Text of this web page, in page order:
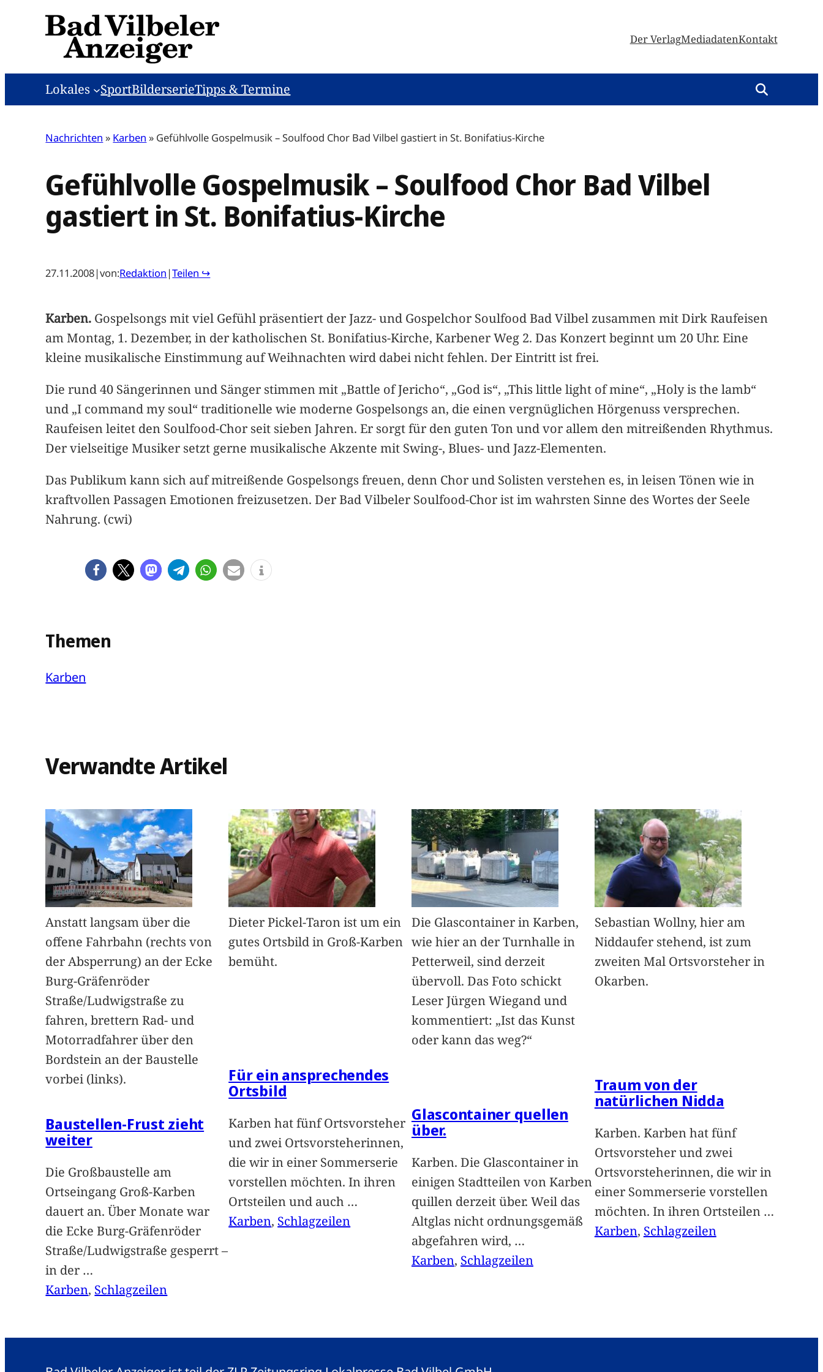
Der VerlagMediadatenKontakt
Lokales SportBilderserieTipps & Termine
Nachrichten » Karben » Gefühlvolle Gospelmusik – Soulfood Chor Bad Vilbel gastiert in St. Bonifatius-Kirche
Gefühlvolle Gospelmusik – Soulfood Chor Bad Vilbel
gastiert in St. Bonifatius-Kirche
27.11.2008|von:Redaktion |Teilen ↪
Karben. Gospelsongs mit viel Gefühl präsentiert der Jazz- und Gospelchor Soulfood Bad Vilbel zusammen mit Dirk Raufeisen
am Montag, 1. Dezember, in der katholischen St. Bonifatius-Kirche, Karbener Weg 2. Das Konzert beginnt um 20 Uhr. Eine
kleine musikalische Einstimmung auf Weihnachten wird dabei nicht fehlen. Der Eintritt ist frei.
Die rund 40 Sängerinnen und Sänger stimmen mit „Battle of Jericho“, „God is“, „This little light of mine“, „Holy is the lamb“
und „I command my soul“ traditionelle wie moderne Gospelsongs an, die einen vergnüglichen Hörgenuss versprechen.
Raufeisen leitet den Soulfood-Chor seit sieben Jahren. Er sorgt für den guten Ton und vor allem den mitreißenden Rhythmus.
Der vielseitige Musiker setzt gerne musikalische Akzente mit Swing-, Blues- und Jazz-Elementen.
Das Publikum kann sich auf mitreißende Gospelsongs freuen, denn Chor und Solisten verstehen es, in leisen Tönen wie in
kraftvollen Passagen Emotionen freizusetzen. Der Bad Vilbeler Soulfood-Chor ist im wahrsten Sinne des Wortes der Seele
Nahrung. (cwi)
Themen
Karben
Verwandte Artikel
Anstatt langsam über die
offene Fahrbahn (rechts von
der Absperrung) an der Ecke
Burg-Gräfenröder
Straße/Ludwigstraße zu
fahren, brettern Rad- und
Motorradfahrer über den
Bordstein an der Baustelle
vorbei (links).
Baustellen-Frust zieht
weiter
Die Großbaustelle am
Ortseingang Groß-Karben
dauert an. Über Monate war
die Ecke Burg-Gräfenröder
Straße/Ludwigstraße gesperrt –
in der …
Karben, Schlagzeilen
Dieter Pickel-Taron ist um ein
gutes Ortsbild in Groß-Karben
bemüht.
Für ein ansprechendes
Ortsbild
Karben hat fünf Ortsvorsteher
und zwei Ortsvorsteherinnen,
die wir in einer Sommerserie
vorstellen möchten. In ihren
Ortsteilen und auch …
Karben, Schlagzeilen
Die Glascontainer in Karben,
wie hier an der Turnhalle in
Petterweil, sind derzeit
übervoll. Das Foto schickt
Leser Jürgen Wiegand und
kommentiert: „Ist das Kunst
oder kann das weg?“
Glascontainer quellen
über.
Karben. Die Glascontainer in
einigen Stadtteilen von Karben
quillen derzeit über. Weil das
Altglas nicht ordnungsgemäß
abgefahren wird, …
Karben, Schlagzeilen
Sebastian Wollny, hier am
Niddaufer stehend, ist zum
zweiten Mal Ortsvorsteher in
Okarben.
Traum von der
natürlichen Nidda
Karben. Karben hat fünf
Ortsvorsteher und zwei
Ortsvorsteherinnen, die wir in
einer Sommerserie vorstellen
möchten. In ihren Ortsteilen …
Karben, Schlagzeilen